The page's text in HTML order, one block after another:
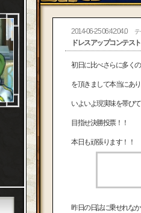
2014-06-25 06:42:04.0 テ
ドレスアップコンテス
初日に比べさらに多く
を頂きまして本当にあ
いよいよ現実味を帯び
目指せ決勝投票！！
本日も頑張ります！！
昨日の日誌に乗せれな